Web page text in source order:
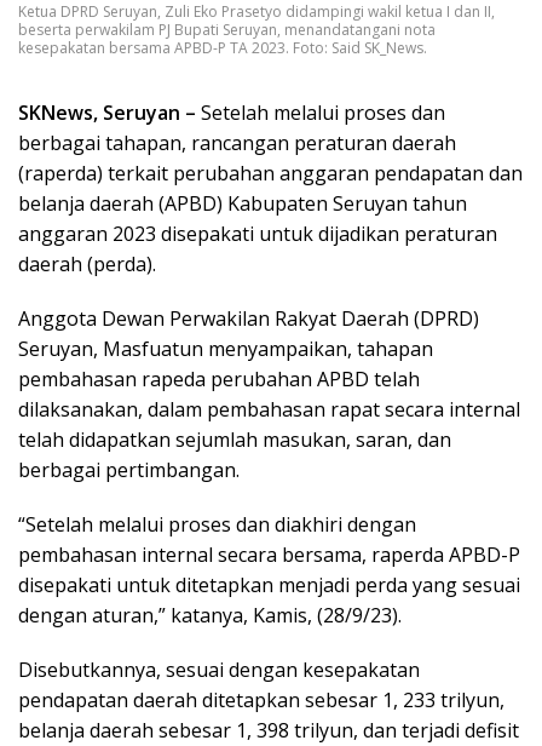
Ketua DPRD Seruyan, Zuli Eko Prasetyo didampingi wakil ketua I dan II,
beserta perwakilam PJ Bupati Seruyan, menandatangani nota
kesepakatan bersama APBD-P TA 2023. Foto: Said SK_News.
SKNews, Seruyan – Setelah melalui proses dan
berbagai tahapan, rancangan peraturan daerah
(raperda) terkait perubahan anggaran pendapatan dan
belanja daerah (APBD) Kabupaten Seruyan tahun
anggaran 2023 disepakati untuk dijadikan peraturan
daerah (perda).
Anggota Dewan Perwakilan Rakyat Daerah (DPRD)
Seruyan, Masfuatun menyampaikan, tahapan
pembahasan rapeda perubahan APBD telah
dilaksanakan, dalam pembahasan rapat secara internal
telah didapatkan sejumlah masukan, saran, dan
berbagai pertimbangan.
“Setelah melalui proses dan diakhiri dengan
pembahasan internal secara bersama, raperda APBD-P
disepakati untuk ditetapkan menjadi perda yang sesuai
dengan aturan,” katanya, Kamis, (28/9/23).
Disebutkannya, sesuai dengan kesepakatan
pendapatan daerah ditetapkan sebesar 1, 233 trilyun,
belanja daerah sebesar 1, 398 trilyun, dan terjadi defisit